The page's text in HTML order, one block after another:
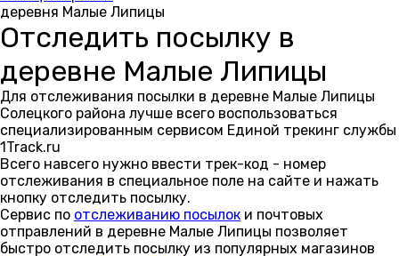
деревня Малые Липицы
Отследить посылку в
деревне Малые Липицы
Для отслеживания посылки в деревне Малые Липицы
Солецкого района лучше всего воспользоваться
специализированным сервисом Единой трекинг службы
1Track.ru
Всего навсего нужно ввести трек-код - номер
отслеживания в специальное поле на сайте и нажать
кнопку отследить посылку.
Сервис по отслеживанию посылок и почтовых
отправлений в деревне Малые Липицы позволяет
быстро отследить посылку из популярных магазинов